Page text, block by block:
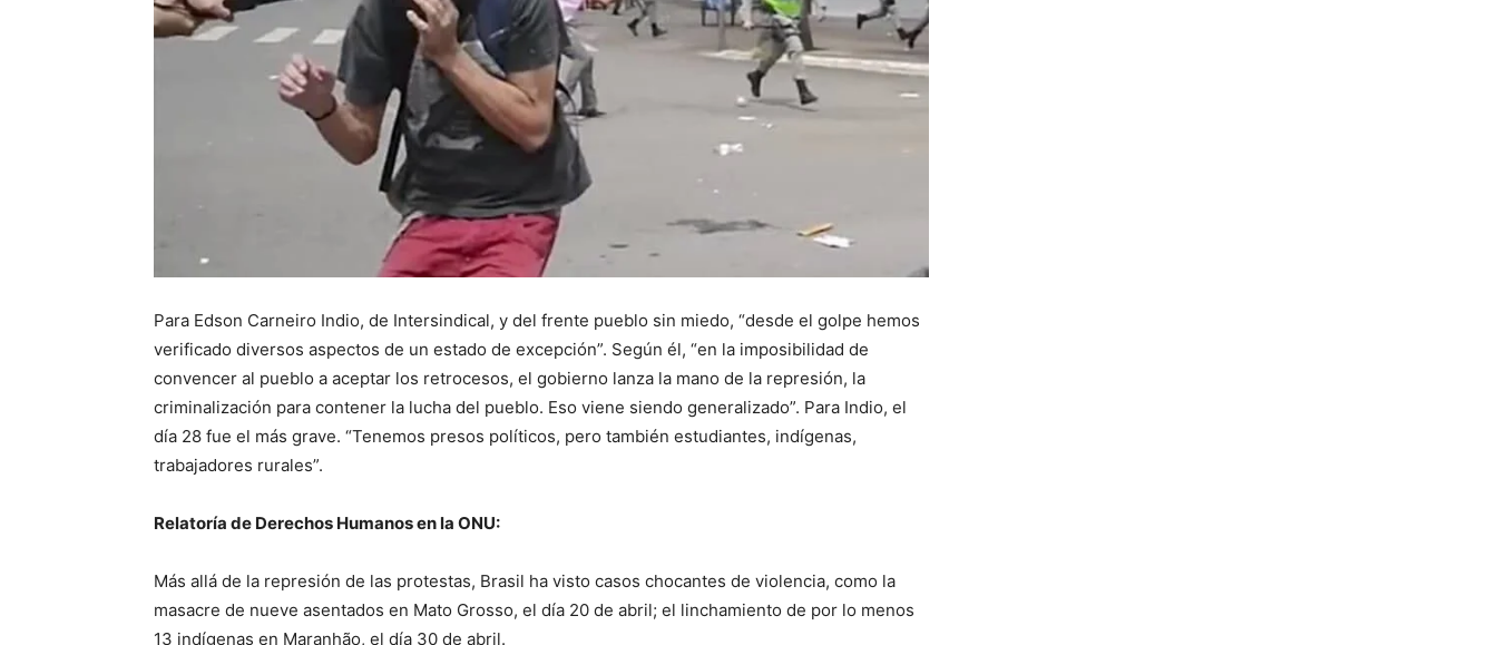
Para Edson Carneiro Indio, de Intersindical, y del frente pueblo sin miedo, “desde el golpe hemos
verificado diversos aspectos de un estado de excepción”. Según él, “en la imposibilidad de
convencer al pueblo a aceptar los retrocesos, el gobierno lanza la mano de la represión, la
criminalización para contener la lucha del pueblo. Eso viene siendo generalizado”. Para Indio, el
día 28 fue el más grave. “Tenemos presos políticos, pero también estudiantes, indígenas,
trabajadores rurales”.
Relatoría de Derechos Humanos en la ONU:
Más allá de la represión de las protestas, Brasil ha visto casos chocantes de violencia, como la
masacre de nueve asentados en Mato Grosso, el día 20 de abril; el linchamiento de por lo menos
13 indígenas en Maranhão, el día 30 de abril.